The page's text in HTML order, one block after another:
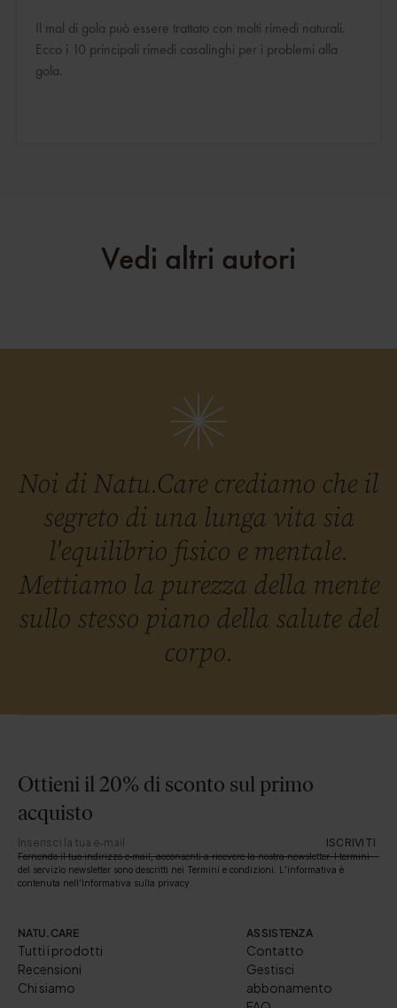
Il mal di gola può essere trattato con molti rimedi naturali.
Ecco i 10 principali rimedi casalinghi per i problemi alla
gola.
Vedi altri autori
Noi di Natu.Care crediamo che il
segreto di una lunga vita sia
l'equilibrio fisico e mentale.
Mettiamo la purezza della mente
sullo stesso piano della salute del
corpo.
NATU.CARE
Tutti i prodotti
Recensioni
Chi siamo
ASSISTENZA
Contatto
Gestisci
abbonamento
Ottieni il 20% di sconto sul primo
acquisto
ISCRIVITI
Fornendo il tuo indirizzo e‑mail, acconsenti a ricevere la nostra newsletter. I termini
del servizio newsletter sono descritti nei Termini e condizioni. L’informativa è
contenuta nell’Informativa sulla privacy.